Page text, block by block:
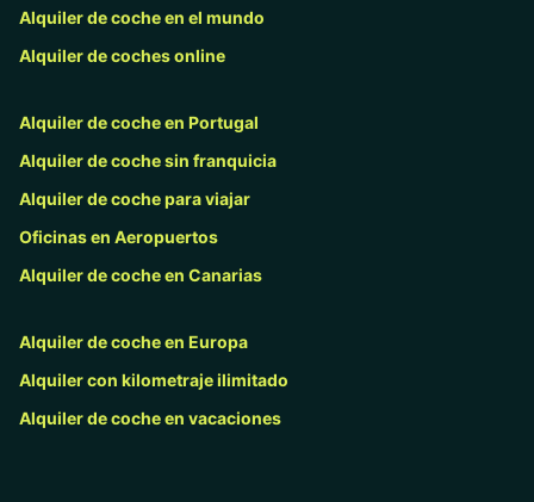
Alquiler de coche en el mundo
Alquiler de coches online
Alquiler de coche en Portugal
Alquiler de coche sin franquicia
Alquiler de coche para viajar
Oficinas en Aeropuertos
Alquiler de coche en Canarias
Alquiler de coche en Europa
Alquiler con kilometraje ilimitado
Alquiler de coche en vacaciones